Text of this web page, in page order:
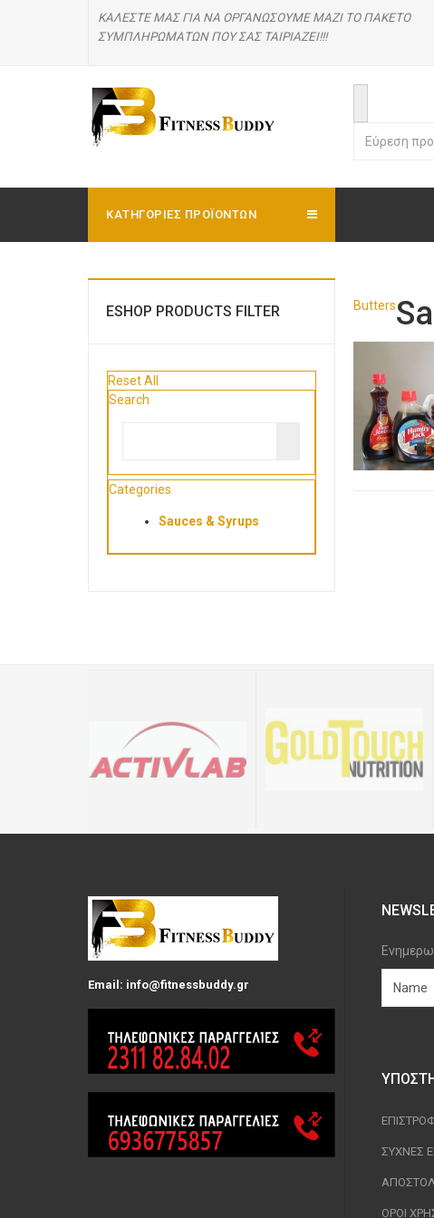
ΚΑΛΕΣΤΕ ΜΑΣΓΙΑ ΝΑ ΟΡΓΑΝΩΣΟΥΜΕ ΜΑΖΙ ΤΟ ΠΑΚΕΤΟ
ΣΥΜΠΛΗΡΩΜΑΤΩΝ ΠΟΥ ΣΑΣ ΤΑΙΡΙΑΖΕΙ!!!
ΚΑΤΗΓΟΡΊΕΣ ΠΡΟΪΟΝΤΩΝ
Butters
ESHOP PRODUCTS FILTER
Reset All
Search
Categories
Sauces & Syrups
Email: info@fitnessbuddy.gr
ΣΥΧΝΈΣ
ΟΡΟΙ